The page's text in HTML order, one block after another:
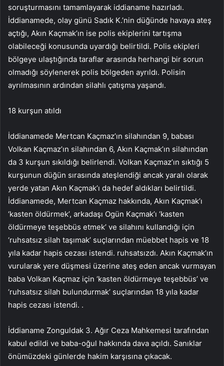
soruşturmasını tamamlayarak iddianame hazırladı.
İddianamede, olay günü Sadık K.’nin düğünde havaya ateş
açtığı, Akın Kaçmak’ın ise polis ekiplerini tartışma
olabileceği konusunda uyardığı belirtildi. Polis ekipleri
bölgeye ulaştığında taraflar arasında herhangi bir sorun
olmadığı söylenerek polis bölgeden ayrıldı. Polisin
ayrılmasının ardından silahlı çatışma yaşandı.
18 kurşun atıldı
İddianamede Mertcan Kaçmaz’ın silahından 9, babası
Volkan Kaçmaz’ın silahından 6, Akın Kaçmak’ın silahından
da 3 kurşun sıkıldığı belirlendi. Volkan Kaçmaz’ın sıktığı 5
kurşunun düğün sırasında ateşlendiği ancak yaralı olarak
yerde yatan Akın Kaçmak’ı da hedef aldıkları belirtildi.
İddianamede, Mertcan Kaçmaz hakkında, Akın Kaçmak’ı
‘kasten öldürmek’, arkadaşı Ogün Kaçmak’ı ‘kasten
öldürmeye teşebbüs etmek’ ve silahını kullandığı için
‘ruhsatsız silah taşımak’ suçlarından müebbet hapis ve 18
yıla kadar hapis cezası istendi. ruhsatsızdı. Akın Kaçmak’ın
vurularak yere düşmesi üzerine ateş eden ancak vurmayan
baba Volkan Kaçmaz için ‘kasten öldürmeye teşebbüs’ ve
‘ruhsatsız silah bulundurmak’ suçlarından 18 yıla kadar
hapis cezası istendi. .
İddianame Zonguldak 3. Ağır Ceza Mahkemesi tarafından
kabul edildi ve baba-oğul hakkında dava açıldı. Sanıklar
önümüzdeki günlerde hakim karşısına çıkacak.